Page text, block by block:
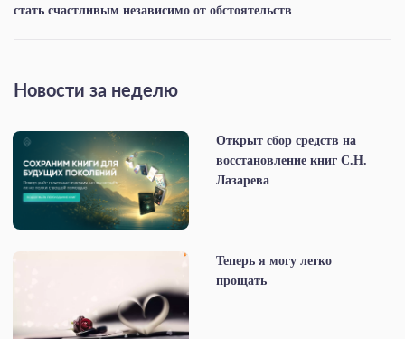
стать счастливым независимо от обстоятельств
Новости за неделю
Открыт сбор средств на
восстановление книг С.Н.
Лазарева
Теперь я могу легко
прощать